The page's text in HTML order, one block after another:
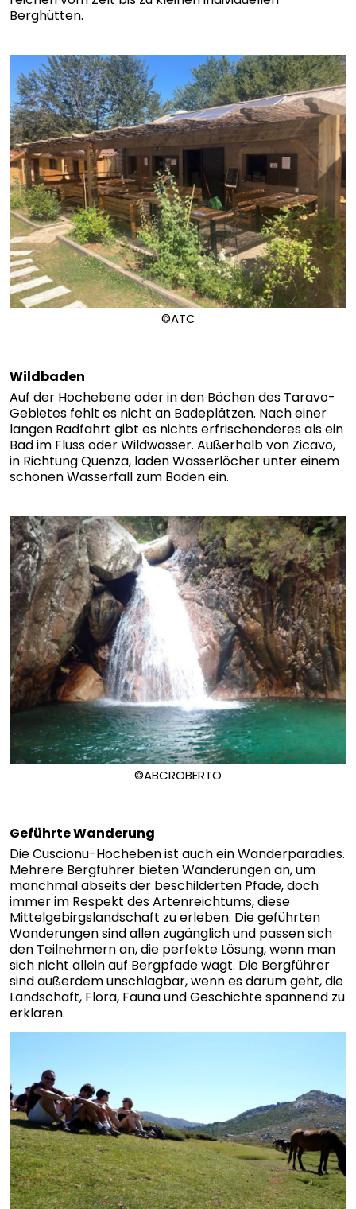
Berghütten.
©ATC
Wildbaden
Auf der Hochebene oder in den Bächen des Taravo-
Gebietes fehlt es nicht an Badeplätzen. Nach einer
langen Radfahrt gibt es nichts erfrischenderes als ein
Bad im Fluss oder Wildwasser. Außerhalb von Zicavo,
in Richtung Quenza, laden Wasserlöcher unter einem
schönen Wasserfall zum Baden ein.
©ABCROBERTO
Geführte Wanderung
Die Cuscionu-Hocheben ist auch ein Wanderparadies.
Mehrere Bergführer bieten Wanderungen an, um
manchmal abseits der beschilderten Pfade, doch
immer im Respekt des Artenreichtums, diese
Mittelgebirgslandschaft zu erleben. Die geführten
Wanderungen sind allen zugänglich und passen sich
den Teilnehmern an, die perfekte Lösung, wenn man
sich nicht allein auf Bergpfade wagt. Die Bergführer
sind außerdem unschlagbar, wenn es darum geht, die
Landschaft, Flora, Fauna und Geschichte spannend zu
erklaren.